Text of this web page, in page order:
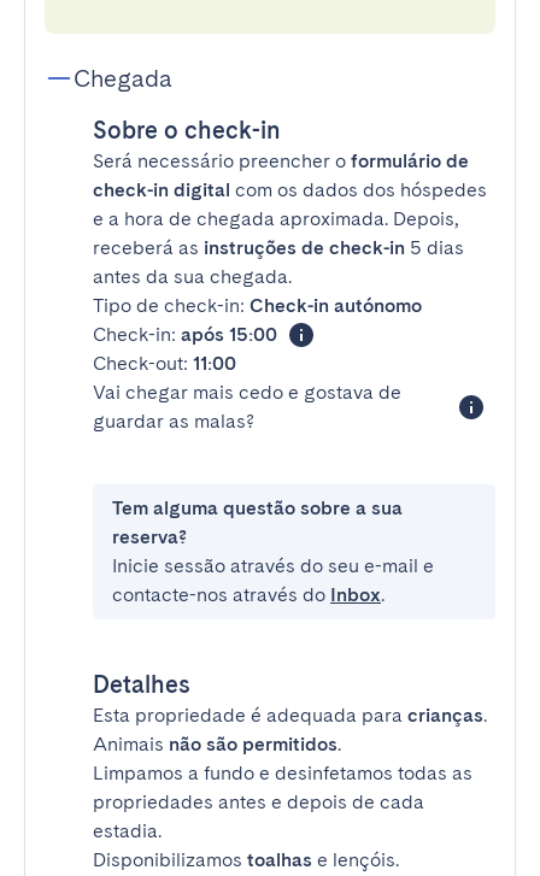
Chegada
Sobre o check-in
Será necessário preencher o formulário de
check-in digital com os dados dos hóspedes
e a hora de chegada aproximada. Depois,
receberá as instruções de check-in 5 dias
antes da sua chegada.
Tipo de check-in: Check-in autónomo
Check-in: após 15:00
Check-out: 11:00
Vai chegar mais cedo e gostava de
guardar as malas?
Tem alguma questão sobre a sua
reserva?
Inicie sessão através do seu e-mail e
contacte-nos através do Inbox.
Detalhes
Esta propriedade é adequada para crianças.
Animais não são permitidos.
Limpamos a fundo e desinfetamos todas as
propriedades antes e depois de cada
estadia.
Disponibilizamos toalhas e lençóis.